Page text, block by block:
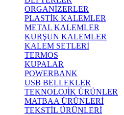
ORGANİZERLER
PLASTİK KALEMLER
METAL KALEMLER
KURŞUN KALEMLER
KALEM SETLERİ
TERMOS
KUPALAR
POWERBANK
USB BELLEKLER
TEKNOLOJİK ÜRÜNLER
MATBAA ÜRÜNLERİ
TEKSTİL ÜRÜNLERİ